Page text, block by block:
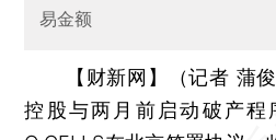
易金额
【财新网】（记者 蒲俊
控股与两月前启动破产程